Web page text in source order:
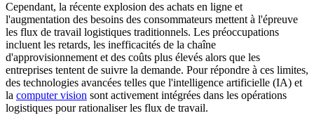
Cependant, la récente explosion des achats en ligne et
l'augmentation des besoins des consommateurs mettent à l'épreuve
les flux de travail logistiques traditionnels. Les préoccupations
incluent les retards, les inefficacités de la chaîne
d'approvisionnement et des coûts plus élevés alors que les
entreprises tentent de suivre la demande. Pour répondre à ces limites,
des technologies avancées telles que l'intelligence artificielle (IA) et
la computer vision sont activement intégrées dans les opérations
logistiques pour rationaliser les flux de travail.